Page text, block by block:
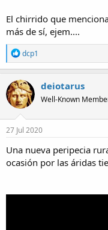
El chirrido que
más de sí, ejem....
R
e
a
c
t
i
o
n
s
dcp1
deiotarus
Well-Known
27 Jul 2020
Una nueva peripecia
ocasión por las áridas